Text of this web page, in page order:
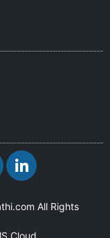
All Rights
Cloud